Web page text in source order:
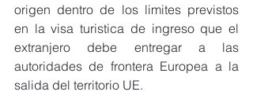
origen dentro de los limites previstos
en la visa turistica de ingreso que el
extranjero debe entregar a las
autoridades de frontera Europea a la
salida del territorio UE.